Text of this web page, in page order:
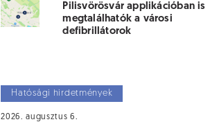
Pilisvörösvár applikációban is
megtalálhatók a városi
defibrillátorok
Hatósági hirdetmények
2026. augusztus 6.